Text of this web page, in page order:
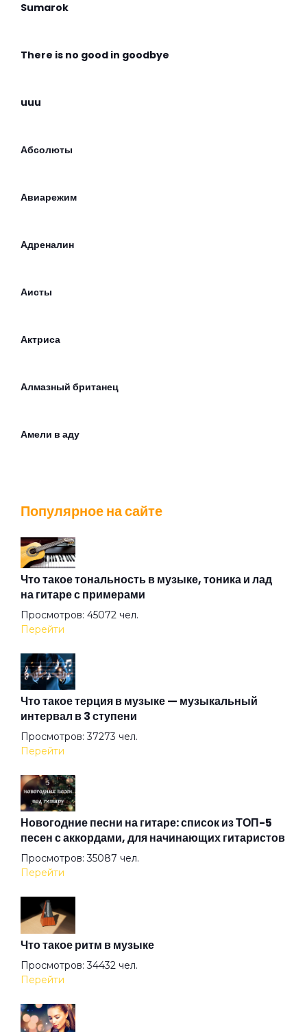
Sumarok
There is no good in goodbye
uuu
Абсолюты
Авиарежим
Адреналин
Аисты
Актриса
Алмазный британец
Амели в аду
Архитектор
Асфальт
Атлантида
Ау
Бабушки
Барабанщик
Белые козы
Благодарю
Популярное на сайте
Что такое тональность в музыке, тоника и лад
на гитаре с примерами
Просмотров: 45072 чел.
Перейти
Что такое терция в музыке — музыкальный
интервал в 3 ступени
Просмотров: 37273 чел.
Перейти
Новогодние песни на гитаре: список из ТОП-5
песен с аккордами, для начинающих гитаристов
Просмотров: 35087 чел.
Перейти
Что такое ритм в музыке
Просмотров: 34432 чел.
Перейти